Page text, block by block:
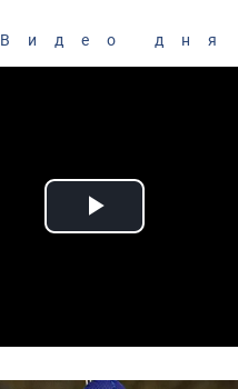
Видео дня
Play Video